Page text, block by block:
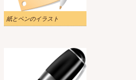
紙とペンのイラスト